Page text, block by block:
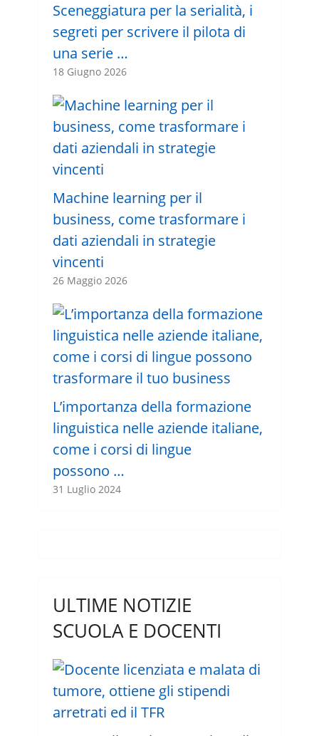
Sceneggiatura per la serialità, i
segreti per scrivere il pilota di
una serie …
18 Giugno 2026
Machine learning per il
business, come trasformare i
dati aziendali in strategie
vincenti
26 Maggio 2026
L’importanza della formazione
linguistica nelle aziende italiane,
come i corsi di lingue
possono …
31 Luglio 2024
ULTIME NOTIZIE
SCUOLA E DOCENTI